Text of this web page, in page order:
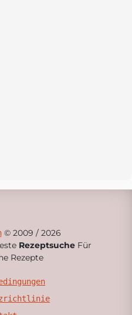
© 2009 / 2026
Rezeptsuche Für
Rezepte